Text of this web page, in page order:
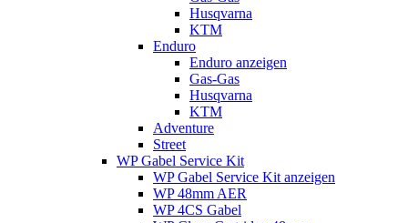
Husqvarna
KTM
Enduro
Enduro anzeigen
Gas-Gas
Husqvarna
KTM
Adventure
Street
WP Gabel Service Kit
WP Gabel Service Kit anzeigen
WP 48mm AER
WP 4CS Gabel